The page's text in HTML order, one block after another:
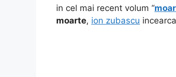
in cel mai recent volum “
moarte, ion zubascu